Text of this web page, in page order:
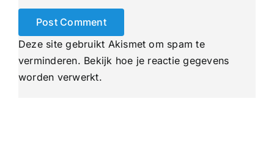
Deze site gebruikt Akismet om spam te
verminderen. Bekijk hoe je reactie gegevens
worden verwerkt.